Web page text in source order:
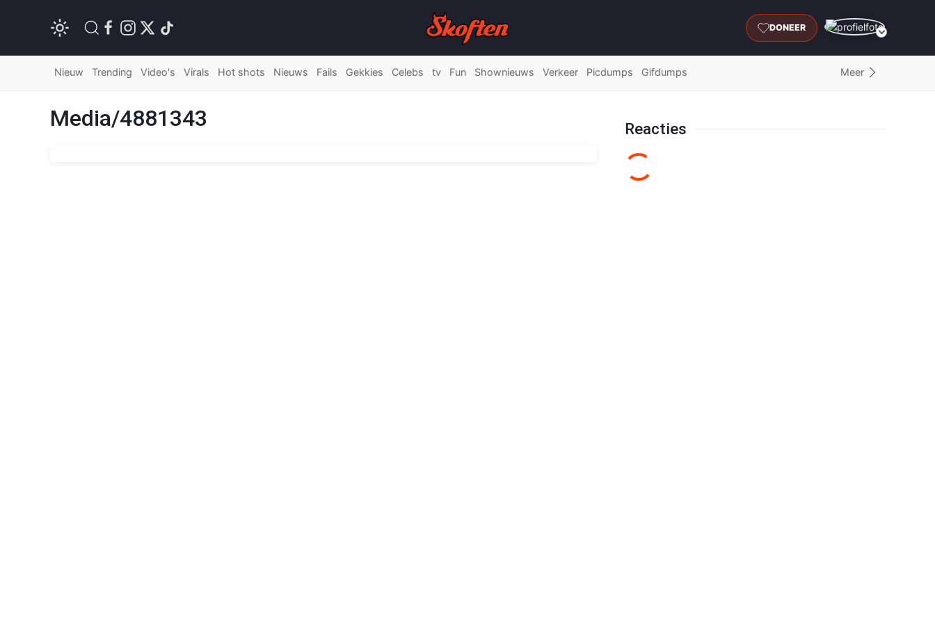
DONEER
Nieuw Trending Video's Virals Hot shots Nieuws Fails Gekkies Celebs tv Fun Shownieuws Verkeer Picdumps Gifdumps Meer
Media/4881343 Reacties